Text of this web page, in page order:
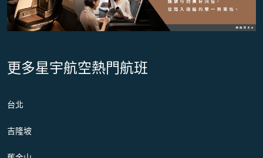
更多星宇航空熱門航班
台北
吉隆坡